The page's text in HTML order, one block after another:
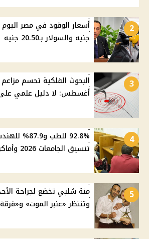
2
جنيه والسولار بـ20.50 جنيه
3
أغسطس: لا دليل علمي على
4
92.8% للطب
تنسيق الجامعات 2026 وأماكن المرحلة الثانية
5
منة شلبي تخضع لجراحة
وتنتظر «عنبر الموت»